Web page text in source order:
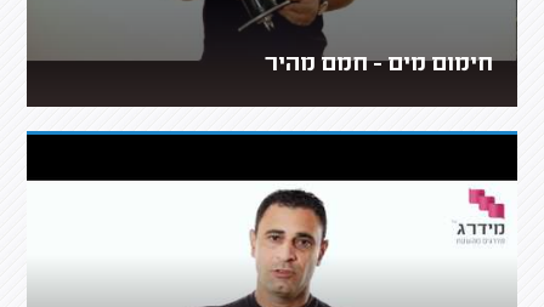
חימום מים - חמם מהיר